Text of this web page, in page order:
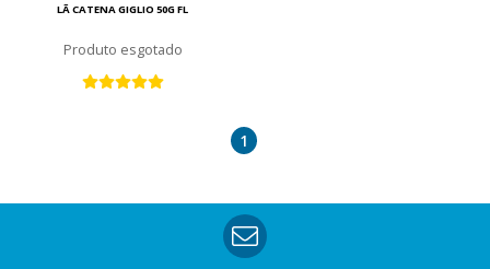
LÃ CATENA GIGLIO 50G FL
esgotado
1